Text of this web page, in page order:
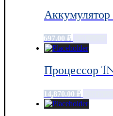
697.00 ₽
Процессор
14,870.00 ₽